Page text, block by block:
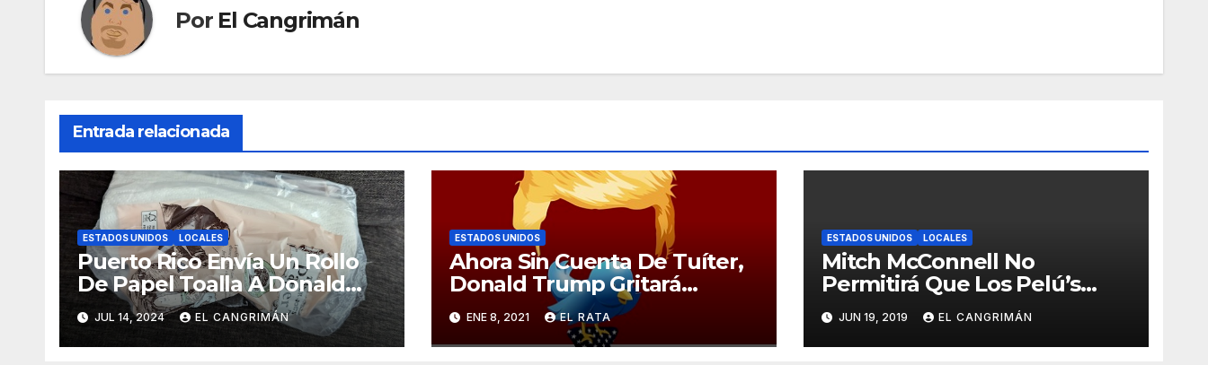
Por El Cangrimán
Entrada relacionada
ESTADOS UNIDOS LOCALES
Puerto Rico Envía Un Rollo
De Papel Toalla A Donald
Trump Pa’ Que Use Las Hojas
De Curita
JUL 14, 2024 EL CANGRIMÁN
ESTADOS UNIDOS
Ahora Sin Cuenta De Tuíter,
Donald Trump Gritará
Barrabasadas Desde Una
Tumbacocos
ENE 8, 2021 EL RATA
ESTADOS UNIDOS LOCALES
Mitch McConnell No
Permitirá Que Los Pelú’s
Socialistas Comunistas Del
PNP Logren La Estadidad
JUN 19, 2019 EL CANGRIMÁN